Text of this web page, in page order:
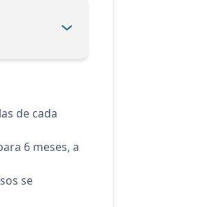
de cada
6 meses, a
se